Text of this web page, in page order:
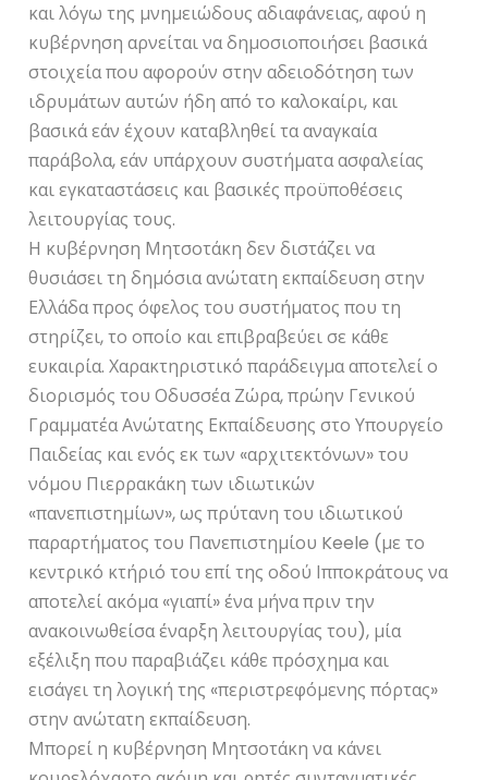
και λόγω της μνημειώδους αδιαφάνειας, αφού η
κυβέρνηση αρνείται να δημοσιοποιήσει βασικά
στοιχεία που αφορούν στην αδειοδότηση των
ιδρυμάτων αυτών ήδη από το καλοκαίρι, και
βασικά εάν έχουν καταβληθεί τα αναγκαία
παράβολα, εάν υπάρχουν συστήματα ασφαλείας
και εγκαταστάσεις και βασικές προϋποθέσεις
λειτουργίας τους.
Η κυβέρνηση Μητσοτάκη δεν διστάζει να
θυσιάσει τη δημόσια ανώτατη εκπαίδευση στην
Ελλάδα προς όφελος του συστήματος που τη
στηρίζει, το οποίο και επιβραβεύει σε κάθε
ευκαιρία. Χαρακτηριστικό παράδειγμα αποτελεί ο
διορισμός του Οδυσσέα Ζώρα, πρώην Γενικού
Γραμματέα Ανώτατης Εκπαίδευσης στο Υπουργείο
Παιδείας και ενός εκ των «αρχιτεκτόνων» του
νόμου Πιερρακάκη των ιδιωτικών
«πανεπιστημίων», ως πρύτανη του ιδιωτικού
παραρτήματος του Πανεπιστημίου Keele (με το
κεντρικό κτήριό του επί της οδού Ιπποκράτους να
αποτελεί ακόμα «γιαπί» ένα μήνα πριν την
ανακοινωθείσα έναρξη λειτουργίας του), μία
εξέλιξη που παραβιάζει κάθε πρόσχημα και
εισάγει τη λογική της «περιστρεφόμενης πόρτας»
στην ανώτατη εκπαίδευση.
Μπορεί η κυβέρνηση Μητσοτάκη να κάνει